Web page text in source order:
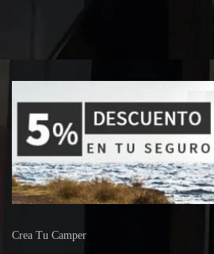
Crea Tu Camper